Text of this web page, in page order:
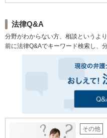
法律Q&A
分野がわからない方、相談というよ
前に法律Q&Aでキーワード検索し、
その他